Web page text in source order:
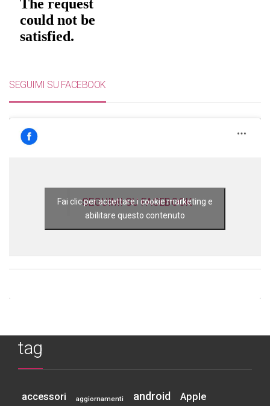
SEGUIMI SU FACEBOOK
SEGUIMI SU FACEBOOK
Fai clic per accettare i cookie marketing e
abilitare questo contenuto
tag
accessori aggiornamenti android Apple